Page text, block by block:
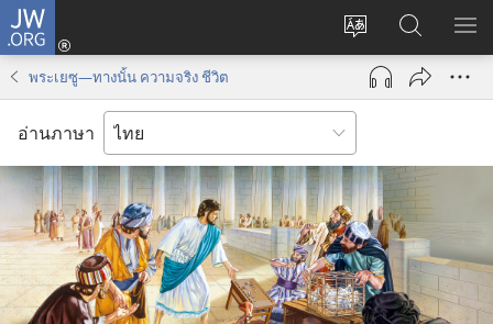
JW.ORG
เปลี่ยน
ภาษา
เข้า
(เปิด
ใหม่)
ค้นหา
ใน
JW.ORG
แส
พระเยซู—ทางนั้น ความจริง ชีวิต
อ่านภาษา